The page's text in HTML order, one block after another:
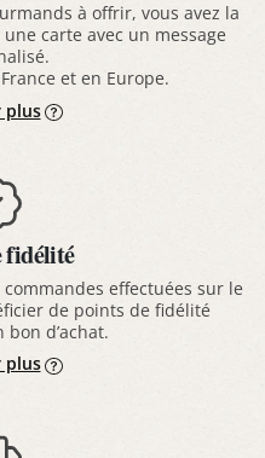
à offrir, vous avez la
carte avec un message
et en Europe.
plus
fidélité
effectuées sur le
de points de fidélité
d’achat.
plus